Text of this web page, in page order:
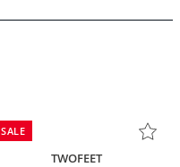
SALE
TWOFEET